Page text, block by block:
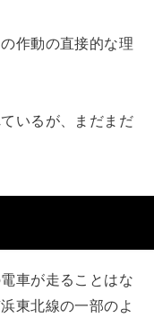
作動の直接的な理
いるが、まだまだ
車が走ることはな
東北線の一部のよ